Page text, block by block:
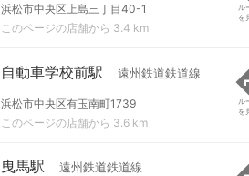
浜松市中央区上島三丁目40-1
このページの店舗から 3.4 km
ル
を
自動車学校前駅 遠州鉄道鉄道線
浜松市中央区有玉南町1739
このページの店舗から 3.6 km
ル
を
曳馬駅 遠州鉄道鉄道線